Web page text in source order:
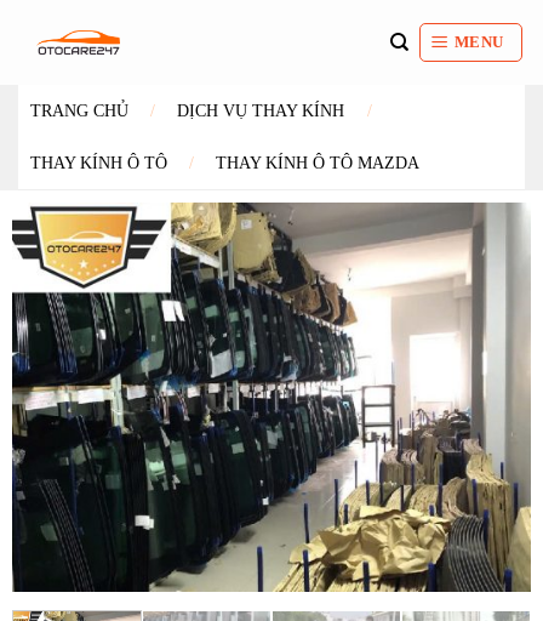
dung
MENU
TRANG CHỦ / DỊCH VỤ THAY KÍNH /
THAY KÍNH Ô TÔ / THAY KÍNH Ô TÔ MAZDA